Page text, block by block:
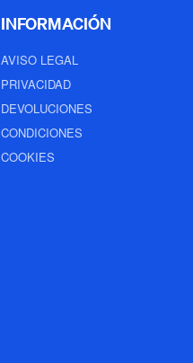
INFORMACIÓN
AVISO LEGAL
PRIVACIDAD
DEVOLUCIONES
CONDICIONES
COOKIES